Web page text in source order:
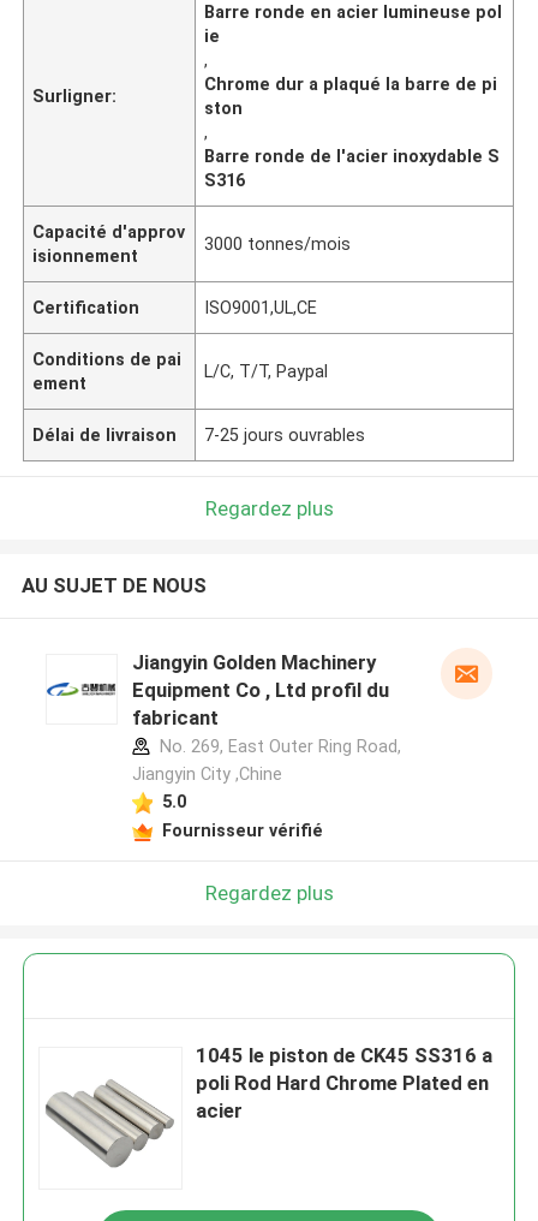
Surligner:
Barre ronde en acier lumineuse pol
ie
,
Chrome dur a plaqué la barre de pi
ston
,
Barre ronde de l'acier inoxydable S
S316
Capacité d'approv
isionnement
3000 tonnes/mois
Certification ISO9001,UL,CE
Conditions de pai
ement
L/C, T/T, Paypal
Délai de livraison 7-25 jours ouvrables
Regardez plus
AU SUJET DE NOUS
Jiangyin Golden Machinery
Equipment Co , Ltd profil du
fabricant
No. 269, East Outer Ring Road,
Jiangyin City ,Chine
5.0
Fournisseur vérifié
Regardez plus
1045 le piston de CK45 SS316 a
poli Rod Hard Chrome Plated en
acier